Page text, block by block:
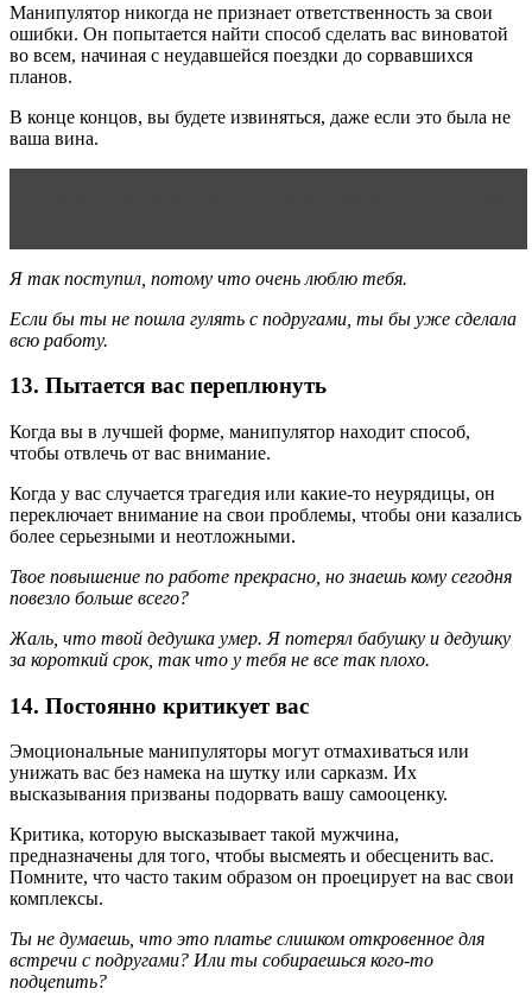
Манипулятор никогда не признает ответственность за свои
ошибки. Он попытается найти способ сделать вас виноватой
во всем, начиная с неудавшейся поездки до сорвавшихся
планов.
В конце концов, вы будете извиняться, даже если это была не
ваша вина.
Я так поступил, потому что очень люблю тебя.
Если бы ты не пошла гулять с подругами, ты бы уже сделала
всю работу.
13. Пытается вас переплюнуть
Когда вы в лучшей форме, манипулятор находит способ,
чтобы отвлечь от вас внимание.
Когда у вас случается трагедия или какие-то неурядицы, он
переключает внимание на свои проблемы, чтобы они казались
более серьезными и неотложными.
Твое повышение по работе прекрасно, но знаешь кому сегодня
повезло больше всего?
Жаль, что твой дедушка умер. Я потерял бабушку и дедушку
за короткий срок, так что у тебя не все так плохо.
14. Постоянно критикует вас
Эмоциональные манипуляторы могут отмахиваться или
унижать вас без намека на шутку или сарказм. Их
высказывания призваны подорвать вашу самооценку.
Критика, которую высказывает такой мужчина,
предназначены для того, чтобы высмеять и обесценить вас.
Помните, что часто таким образом он проецирует на вас свои
комплексы.
Ты не думаешь, что это платье слишком откровенное для
встречи с подругами? Или ты собираешься кого-то
подцепить?